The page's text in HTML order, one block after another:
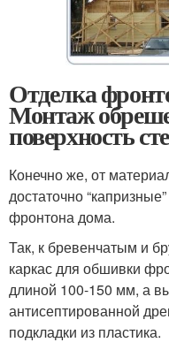
Отделка
Монтаж
поверхность
Конечно же, от
достаточно
фронтона дома.
Так, к бревенчатым и
каркас для обшивки
длиной 100-150 мм, а
антисептированной
подкладки из пластика.